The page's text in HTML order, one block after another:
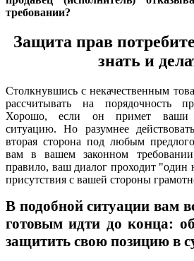
требовании?
Защита прав
знать и
Столкнувшись с некачественным
рассчитывать на порядочность
Хорошо, если он примет ваши
ситуацию.Но разумнее
вторая сторона под любым
вам в вашем законном
правило, ваш диалог проходит "один
присутствия с вашей стороны
В подобной ситуации вам
готовым идти до конца:
защитить свою позицию в